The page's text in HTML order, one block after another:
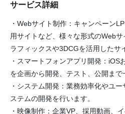
サービス詳細
・Webサイト制作：キャンペーン
用サイトなど、様々な形式のWeb
ラフィックスや3DCGを活用したサ
・スマートフォンアプリ開発：iOS
を企画から開発、テスト、公開まで
・システム開発：業務効率化やユ
ステムの開発を行います。
・映像制作：企業VP、採用動画、